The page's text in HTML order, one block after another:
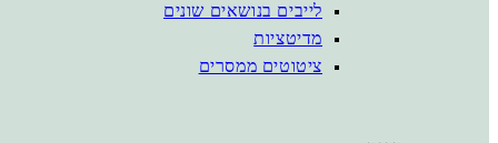
לייבים בנושאים שונים
מדיטציות
ציטוטים ממסרים